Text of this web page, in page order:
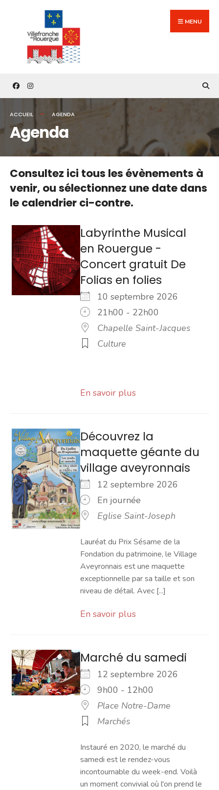
content
MENU
ACCUEIL AGENDA
Agenda
Consultez ici tous les évènements à
venir,ou sélectionnez une date dans
le calendrier ci-contre.
Labyrinthe Musical
en Rouergue -
Concert gratuit De
Folias en folies
10 septembre 2026
21h00 - 22h00
Chapelle Saint-Jacques
Culture
En savoir plus
Découvrez la
maquette géante du
village aveyronnais
12 septembre 2026
En journée
Eglise Saint-Joseph
Lauréat du Prix Sésame de la
Fondation du patrimoine, le Village
Aveyronnais est une maquette
exceptionnelle par sa taille et son
niveau de détail. Avec [...]
En savoir plus
Marché du samedi
12 septembre 2026
9h00 - 12h00
Place Notre-Dame
Marchés
Instauré en 2020, le marché du
samedi est le rendez-vous
incontournable du week-end. Voilà
un moment convivial où l'on prend le